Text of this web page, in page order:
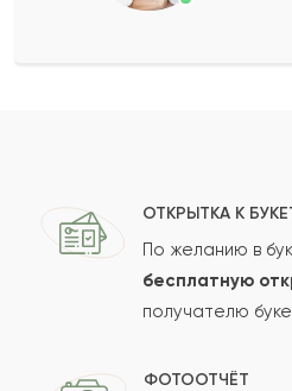
Ваш e-mail
Отзыв
ОТКРЫТКА К
По желанию в
бесплатную
получателю
ФОТООТЧЁТ